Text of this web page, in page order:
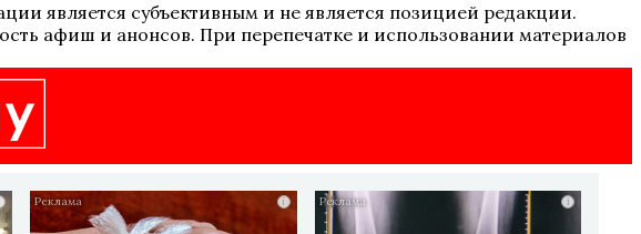
является субъективным и не является позицией редакции.
афиш и анонсов. При перепечатке и использовании материалов
i i